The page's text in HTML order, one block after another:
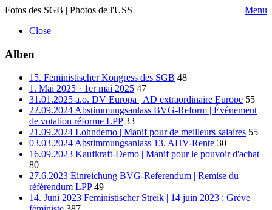
Fotos des SGB | Photos de l'USS
Menu
Close
Alben
15. Feministischer Kongress des SGB 48
1. Mai 2025 · 1er mai 2025 47
31.01.2025 a.o. DV Europa | AD extraordinaire Europe 55
22.09.2024 Abstimmungsanlass BVG-Reform | Événement
de votation réforme LPP 33
21.09.2024 Lohndemo | Manif pour de meilleurs salaires 55
03.03.2024 Abstimmungsanlass 13. AHV-Rente 30
16.09.2023 Kaufkraft-Demo | Manif pour le pouvoir d'achat
80
27.6.2023 Einreichung BVG-Referendum | Remise du
référendum LPP 49
14. Juni 2023 Feministischer Streik | 14 juin 2023 : Grève